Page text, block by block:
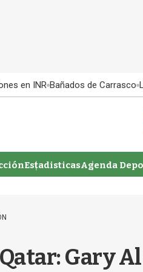
en INR Bañados de Carrasco
EstadisticasAgenda
Gary